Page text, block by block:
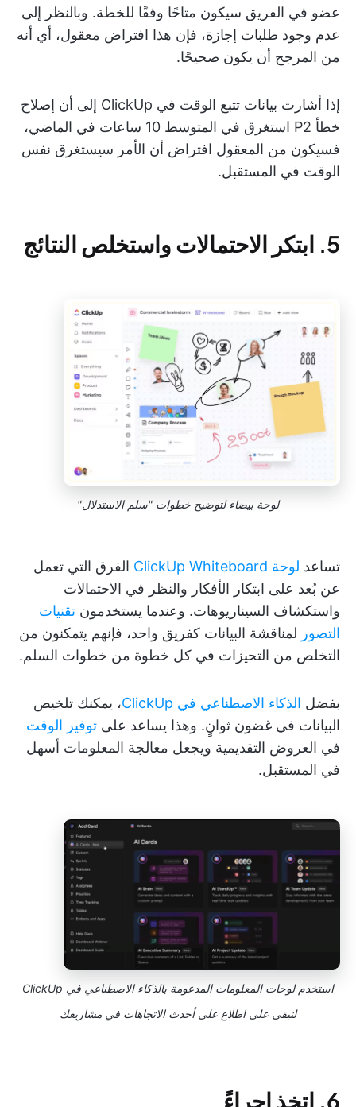
عضو في الفريق سيكون متاحًا وفقًا للخطة. وبالنظر إلى
عدم وجود طلبات إجازة، فإن هذا افتراض معقول، أي أنه
من المرجح أن يكون صحيحًا.
إذا أشارت بيانات تتبع الوقت في ClickUp إلى أن إصلاح
خطأ P2 استغرق في المتوسط 10 ساعات في الماضي،
فسيكون من المعقول افتراض أن الأمر سيستغرق نفس
الوقت في المستقبل.
5. ابتكر الاحتمالات واستخلص النتائج
لوحة بيضاء لتوضيح خطوات "سلم الاستدلال"
تساعد لوحة ClickUp Whiteboard
الفرق التي تعمل
عن بُعد على ابتكار الأفكار والنظر في الاحتمالات
واستكشاف السيناريوهات. وعندما يستخدمون تقنيات
التصور لمناقشة البيانات كفريق واحد، فإنهم يتمكنون من
التخلص من التحيزات في كل خطوة من خطوات السلم.
بفضل الذكاء الاصطناعي في ClickUp
، يمكنك تلخيص
البيانات في غضون ثوانٍ. وهذا يساعد على توفير الوقت
في العروض التقديمية ويجعل معالجة المعلومات أسهل
في المستقبل.
استخدم لوحات المعلومات المدعومة بالذكاء الاصطناعي في ClickUp
لتبقى على اطلاع على أحدث الاتجاهات في مشاريعك
6. اتخذ إجراءً